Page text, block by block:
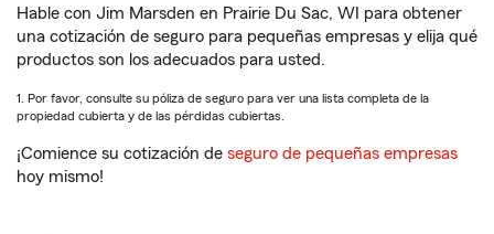
Hable con Jim Marsden en Prairie Du Sac, WI para obtener
una cotización de seguro para pequeñas empresas y elija qué
productos son los adecuados para usted.
1. Por favor, consulte su póliza de seguro para ver una lista completa de la
propiedad cubierta y de las pérdidas cubiertas.
¡Comience su cotización de seguro de pequeñas empresas
hoy mismo!